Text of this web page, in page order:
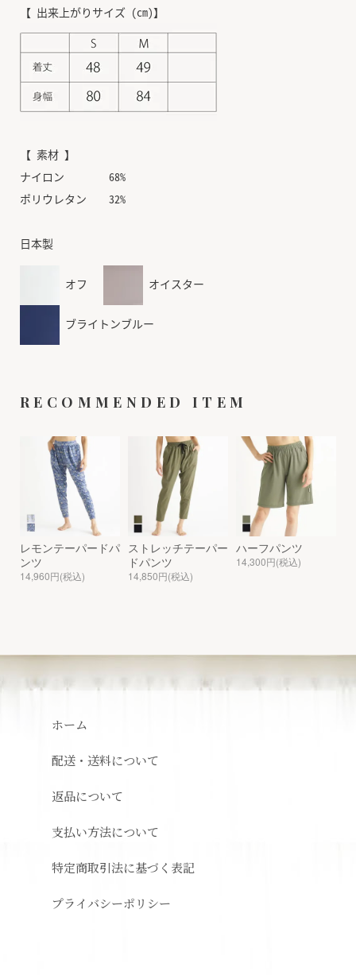
【 出来上がりサイズ (cm)】
【 素材 】
ナイロン 68%
ポリウレタン 32%
日本製
オフ オイスター
ブライトンブルー
RECOMMENDED ITEM
レモンテーパードパ
ンツ
14,960円(税込)
ストレッチテーパー
ドパンツ
14,850円(税込)
ハーフパンツ
14,300円(税込)
ホーム
配送・送料について
返品について
支払い方法について
特定商取引法に基づく表記
プライバシーポリシー